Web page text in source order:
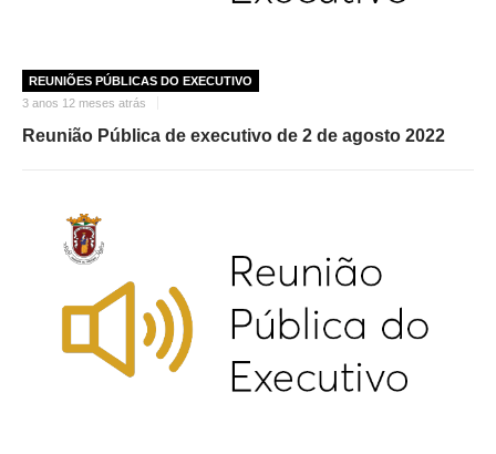
REUNIÕES PÚBLICAS DO EXECUTIVO
3 anos 12 meses atrás
Reunião Pública de executivo de 2 de agosto 2022